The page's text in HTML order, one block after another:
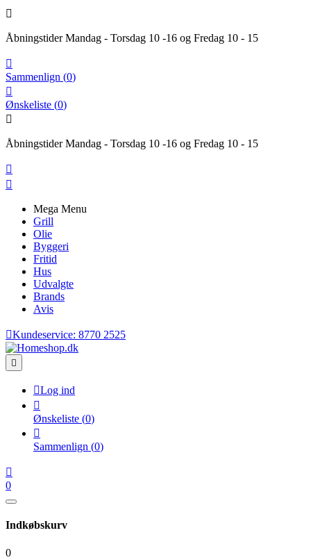

Åbningstider Mandag - Torsdag 10 -16 og Fredag 10 - 15

Sammenlign (0)

Ønskeliste (0)

Åbningstider Mandag - Torsdag 10 -16 og Fredag 10 - 15


Mega Menu
Grill
Olie
Byggeri
Fritid
Hus
Udvalgte
Brands
Avis
Kundeservice: 8770 2525

Log ind

Ønskeliste (0)

Sammenlign (0)

0
Indkøbskurv
0